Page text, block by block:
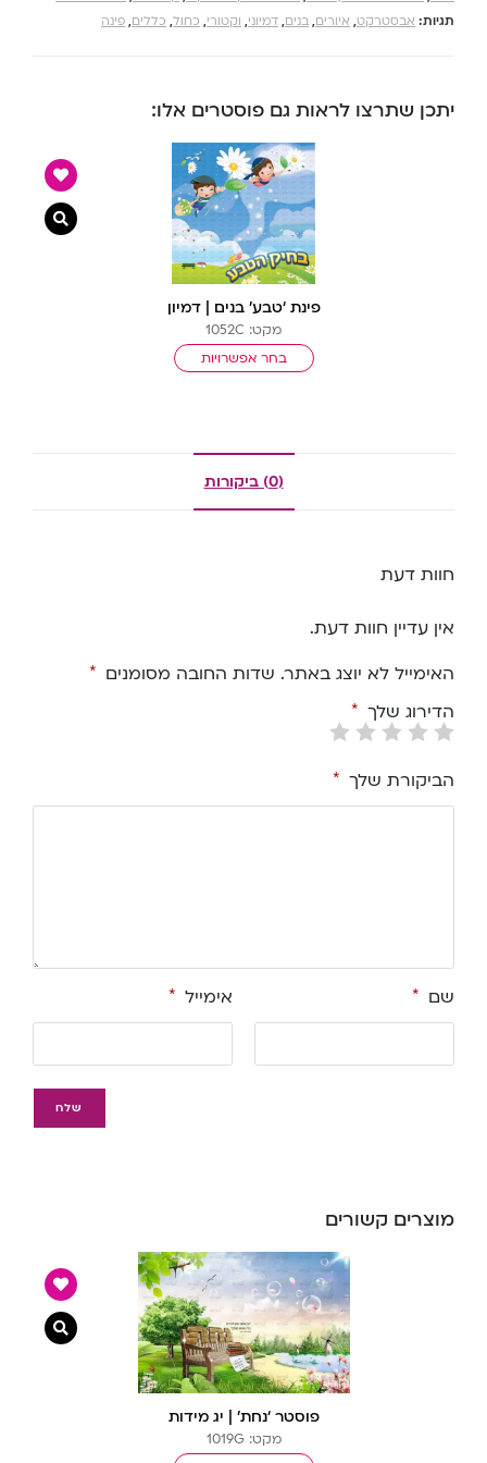
תגיות: אבסטרקט, איורים, בנים, דמיוני, וקטורי, כחול, כללים, פינה
יתכן שתרצו לראות גם פוסטרים אלו:
פינת ‘טבע’ בנים | דמיון
מקט: 1052C
בחר אפשרויות
צפייה
(0) ביקורות
חוות דעת
אין עדיין חוות דעת.
האימייל לא יוצג באתר. שדות החובה מסומנים *
הדירוג שלך *
הביקורת שלך *
שם * אימייל *
מוצרים קשורים
פוסטר ‘נחת’ | יג מידות
מקט: 1019G
צפייה